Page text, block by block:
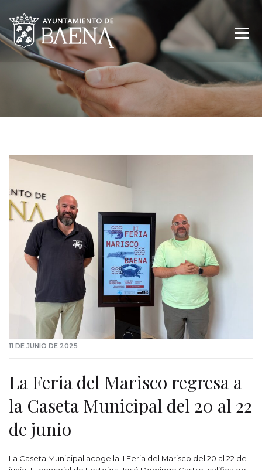
11 DE JUNIO DE 2025
La Feria del Marisco regresa a
la Caseta Municipal del 20 al 22
de junio
La Caseta Municipal acoge la II Feria del Marisco del 20 al 22 de